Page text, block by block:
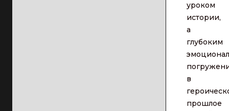
уроком
истории,
а
глубоким
в
прошлое